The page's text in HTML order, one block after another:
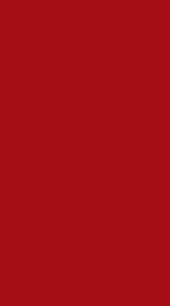
-
Bosh, Moulinex,